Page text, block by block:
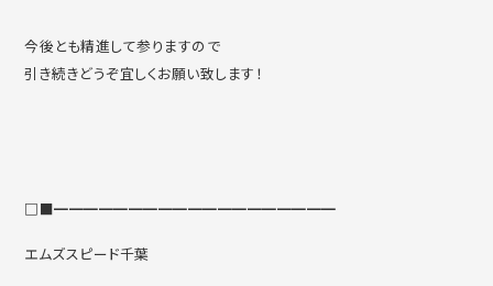
今後とも精進して参りますので
引き続きどうぞ宜しくお願い致します！
□■━━━━━━━━━━━━━━━━━━━
エムズスピード千葉